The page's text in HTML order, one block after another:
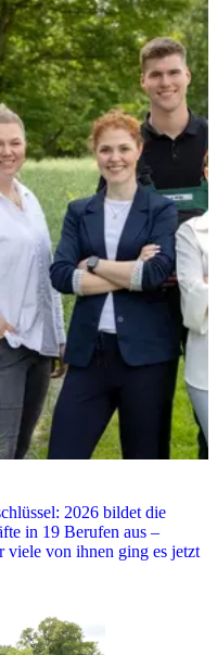
2026 bildet die
in 19 Berufen aus –
viele von ihnen ging es jetzt